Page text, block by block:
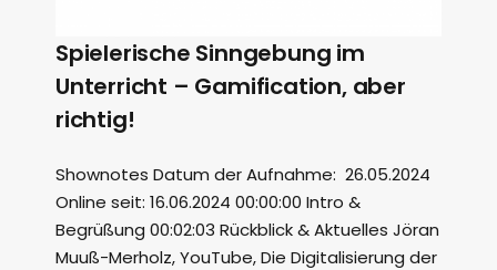
Spielerische Sinngebung im
Unterricht – Gamification, aber
richtig!
Shownotes Datum der Aufnahme: 26.05.2024
Online seit: 16.06.2024 00:00:00 Intro &
Begrüßung 00:02:03 Rückblick & Aktuelles Jöran
Muuß-Merholz, YouTube, Die Digitalisierung der